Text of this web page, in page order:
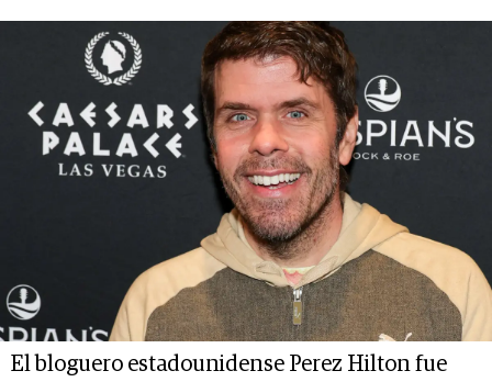
El bloguero estadounidense Perez Hilton fue